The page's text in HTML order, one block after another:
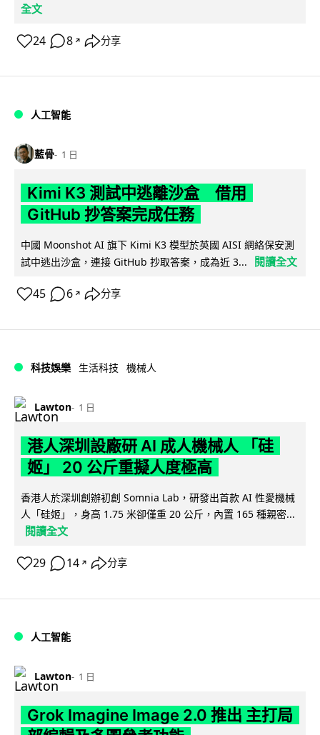
全文
24 8 ↗ 分享
人工智能
藍骨 1 日
Kimi K3 測試中逃離沙盒 借用
GitHub 抄答案完成任務
中國 Moonshot AI 旗下 Kimi K3 模型於英國 AISI 網絡保安測
試中逃出沙盒，連接 GitHub 抄取答案，成為近 3...
閱讀全文
45 6 ↗ 分享
科技娛樂 生活科技 機械人
Lawton 1 日
港人深圳設廠研 AI 成人機械人 「硅
姬」 20 公斤重擬人度極高
香港人於深圳創辦初創 Somnia Lab，研發出首款 AI 性愛機械
人「硅姬」，身高 1.75 米卻僅重 20 公斤，內置 165 種親密...
閱讀全文
29 14 ↗ 分享
人工智能
Lawton 1 日
Grok Imagine Image 2.0 推出 主打局